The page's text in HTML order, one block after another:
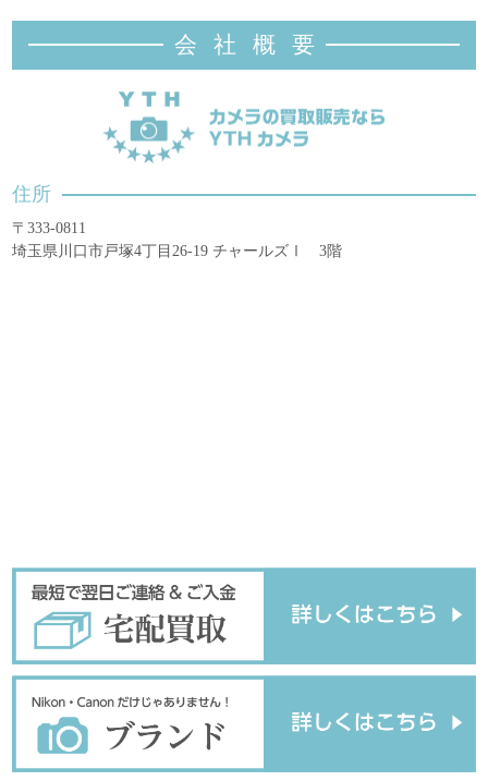
会社概 要
住所
〒333-0811
埼玉県川口市戸塚4丁目26-19 チャールズⅠ 3階